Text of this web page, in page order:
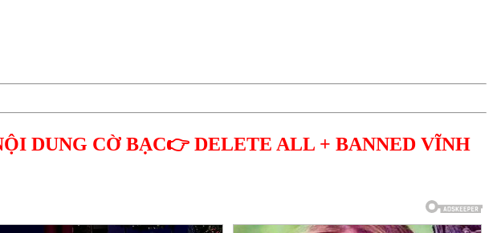
DUNG CỜ BẠC👉 DELETE ALL + BANNED VĨNH